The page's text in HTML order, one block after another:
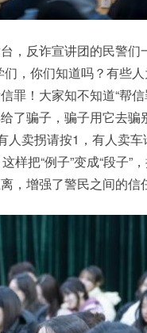
，反诈宣讲团的民警们
，你们知道吗？有些
罪！大家知不知道“帮
了骗子，骗子用它去
人卖拐请按1，有人卖
样把“例子”变成“段子”
，增强了警民之间的信